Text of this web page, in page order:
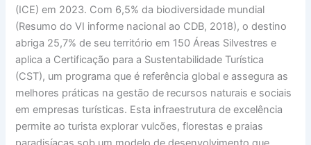
(ICE) em 2023. Com 6,5% da biodiversidade mundial
(Resumo do VI informe nacional ao CDB, 2018), o destino
abriga 25,7% de seu território em 150 Áreas Silvestres e
aplica a Certificação para a Sustentabilidade Turística
(CST), um programa que é referência global e assegura as
melhores práticas na gestão de recursos naturais e sociais
em empresas turísticas. Esta infraestrutura de excelência
permite ao turista explorar vulcões, florestas e praias